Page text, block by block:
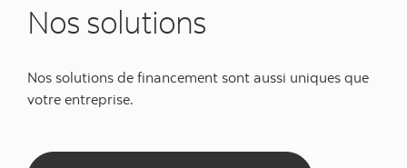
Nos solutions
Nos solutions de financement sont aussi uniques que
votre entreprise.